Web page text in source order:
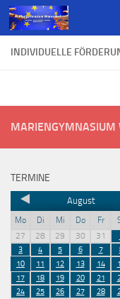
INDIVIDUELLE
MARIENGYMNASIUM
TERMINE
August
Mo Di Mi Do Fr
27
28 29 30 31
3
4 5 6 7
10
11 12 13 14
17
18 19 20 21
24
25 26 27 28